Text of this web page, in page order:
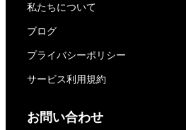
私たちについて
ブログ
プライバシーポリシー
サービス利用規約
お問い合わせ